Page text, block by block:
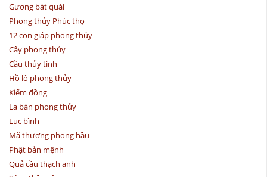
Gương bát quái
Phong thủy Phúc thọ
12 con giáp phong thủy
Cây phong thủy
Cầu thủy tinh
Hồ lô phong thủy
Kiếm đồng
La bàn phong thủy
Lục bình
Mã thượng phong hầu
Phật bản mệnh
Quả cầu thạch anh